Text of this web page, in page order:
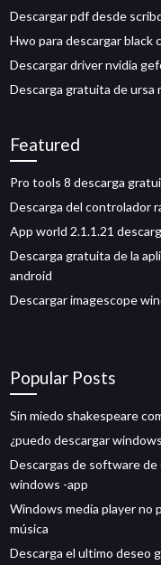
Descargar pdf desde
Hwo para descargar black
Descargar driver nvidia
Descarga gratuita de ursa
Featured
Pro tools 8 descarga
Descarga del controlador
App world 2.1.1.21
Descarga gratuita de la
android
Descargar imagescope
Popular Posts
Sin miedo shakespeare
¿puedo descargar
Descargas de software
windows -app
Windows media player no
música
Descarga el ultimo deseo